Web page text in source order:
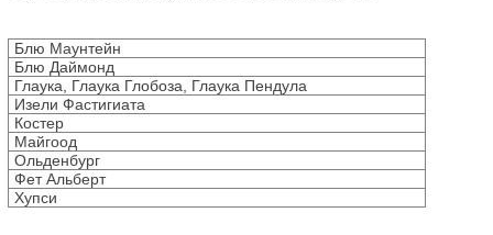
Блю Маунтейн
Блю Даймонд
Глаука, Глаука Глобоза, Глаука Пендула
Изели Фастигиата
Костер
Майгоод
Ольденбург
Фет Альберт
Хупси